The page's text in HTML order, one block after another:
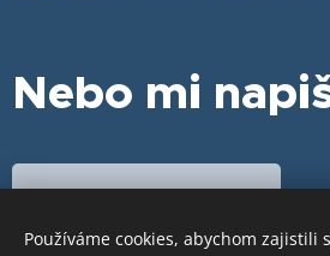
Nebo mi
Používáme cookies, abychom zajistili